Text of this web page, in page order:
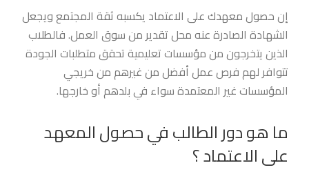
إن حصول معهدك على الاعتماد يكسبه ثقة المجتمع ويجعل
الشهادة الصادرة عنه محل تقدير من سوق العمل. فالطلاب
الذين يتخرجون من مؤسسات تعليمية تحقق متطلبات الجودة
تتوافر لهم فرص عمل أفضل من غيرهم من خريجي
المؤسسات غير المعتمدة سواء في بلدهم أو خارجها.
ما هو دور الطالب في حصول المعهد
على الاعتماد ؟